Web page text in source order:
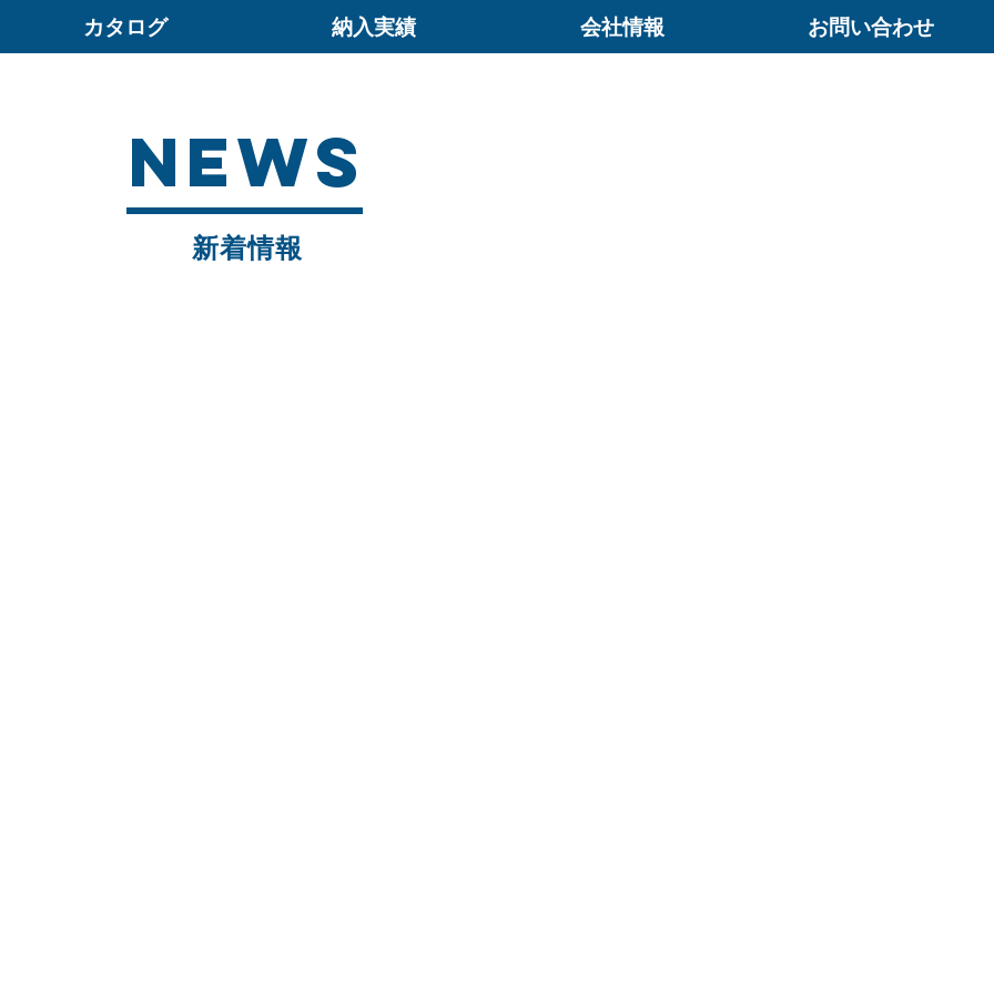
カタログ 納入実績 会社情報 お問い合わせ
NEWS
新着情報